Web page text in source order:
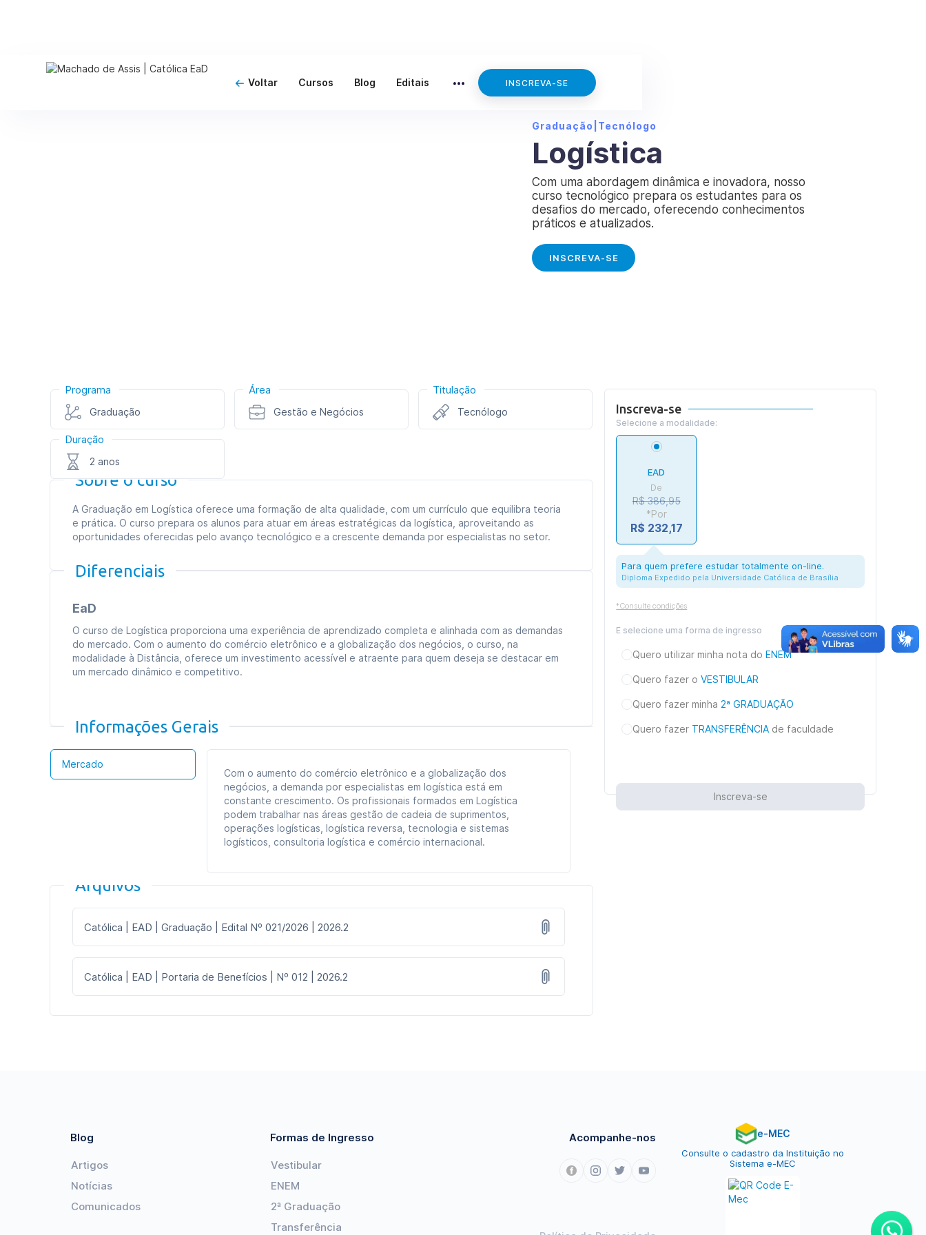
Voltar Cursos Blog Editais INSCREVA-SE
Graduação Tecnólogo
Logística
Com uma abordagem dinâmica e inovadora, nosso
curso tecnológico prepara os estudantes para os
desafios do mercado, oferecendo conhecimentos
práticos e atualizados.
INSCREVA-SE
Programa
Graduação
Área
Gestão e Negócios
Titulação
Tecnólogo
Duração
2 anos
Sobre o curso
A Graduação em Logística oferece uma formação de alta qualidade, com um currículo que equilibra teoria
e prática. O curso prepara os alunos para atuar em áreas estratégicas da logística, aproveitando as
oportunidades oferecidas pelo avanço tecnológico e a crescente demanda por especialistas no setor.
Diferenciais
EaD
O curso de Logística proporciona uma experiência de aprendizado completa e alinhada com as demandas
do mercado. Com o aumento do comércio eletrônico e a globalização dos negócios, o curso, na
modalidade à Distância, oferece um investimento acessível e atraente para quem deseja se destacar em
um mercado dinâmico e competitivo.
Informações Gerais
Mercado
Com o aumento do comércio eletrônico e a globalização dos
negócios, a demanda por especialistas em logística está em
constante crescimento. Os profissionais formados em Logística
podem trabalhar nas áreas gestão de cadeia de suprimentos,
operações logísticas, logística reversa, tecnologia e sistemas
logísticos, consultoria logística e comércio internacional.
Arquivos
Católica | EAD | Graduação | Edital Nº 021/2026 | 2026.2
Católica | EAD | Portaria de Benefícios | Nº 012 | 2026.2
Inscreva-se
Selecione a modalidade:
EAD
De
R$ 386,95
*Por
R$ 232,17
Para quem prefere estudar totalmente on-line.
Diploma Expedido pela Universidade Católica de Brasília
*Consulte condições
E selecione uma forma de ingresso
Quero utilizar minha nota doENEM
Quero fazer oVESTIBULAR
Quero fazer minha 2ª GRADUAÇÃO
Quero fazer TRANSFERÊNCIA de faculdade
Inscreva-se
Blog
Artigos
Notícias
Comunicados
Formas de Ingresso
Vestibular
ENEM
2ª Graduação
Transferência
Acompanhe-nos e-MEC
Consulte o cadastro da Instituição no
Sistema e-MEC